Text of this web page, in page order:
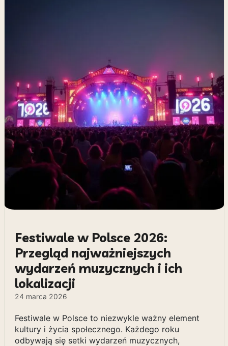
Festiwale w Polsce 2026:
Przegląd najważniejszych
wydarzeń muzycznych i ich
lokalizacji
24 marca 2026
Festiwale w Polsce to niezwykle ważny element
kultury i życia społecznego. Każdego roku
odbywają się setki wydarzeń muzycznych,